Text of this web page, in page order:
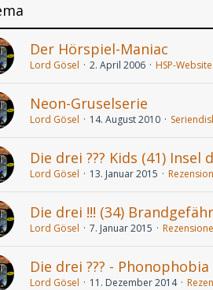
Der Hörspiel-Maniac
Lord Gösel 2. April 2006 HSP-
Neon-Gruselserie
Lord Gösel 14. August 2010
Die drei ??? Kids (41) Insel
Lord Gösel 13. Januar 2015
Die drei !!! (34)
Lord Gösel 7. Januar 2015
Die drei ??? - Phonophobia
Lord Gösel 11. Dezember 2014